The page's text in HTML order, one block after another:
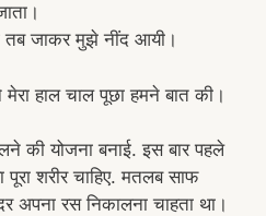
तब जाकर मुझे नींद आयी।
हाल चाल पूछा हमने बात की।
की योजना बनाई. इस बार पहले
शरीर चाहिए. मतलब साफ
अपना रस निकालना चाहता था।